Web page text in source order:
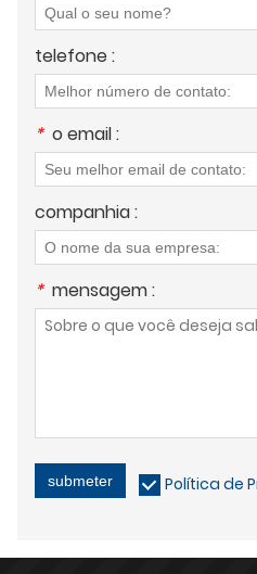
telefone :
* o email :
companhia :
* mensagem :
submeter Política de